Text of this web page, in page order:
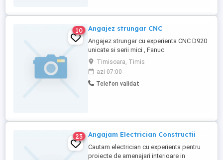
10 Angajez strungar CNC
Angajez strungar cu experienta CNC D920
unicate si serii mici , Fanuc
Timisoara, Timis
azi 07:00
Telefon validat
23 Angajam Electrician Constructii
Cautam electrician cu experienta pentru
proiecte de amenajari interioare in